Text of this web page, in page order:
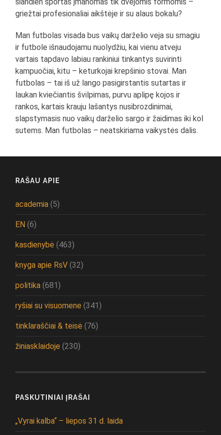
griežtai profesionaliai aikštėje ir su alaus bokalu?
Man futbolas visada bus vaikų darželio veja su smagiu
ir futbole išnaudojamu nuolydžiu, kai vienu atveju
vartais tapdavo labiau rankiniui tinkantys suvirinti
kampuočiai, kitu – keturkojai krepšinio stovai. Man
futbolas – tai iš už lango pasigirstantis sutartas ir
laukan kviečiantis švilpimas, purvu aplipę kojos ir
rankos, kartais krauju lašantys nusibrozdinimai,
slapstymasis nuo vaikų darželio sargo ir žaidimas iki kol
sutems. Man futbolas – neatskiriama vaikystės dalis.
RAŠAU APIE
academia (5)
EN (6)
kasdienybė (463)
knyga apie RsV (32)
politika (681)
ryšiai su visuomene (341)
tinklaraščiai & teisė (76)
žiniasklaidoje (230)
PASKUTINIAI ĮRAŠAI
„Vyrai kalba“ – liepos 31 d. laida